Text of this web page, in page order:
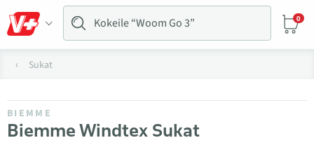
0
Sukat
BIEMME
Biemme Windtex Sukat